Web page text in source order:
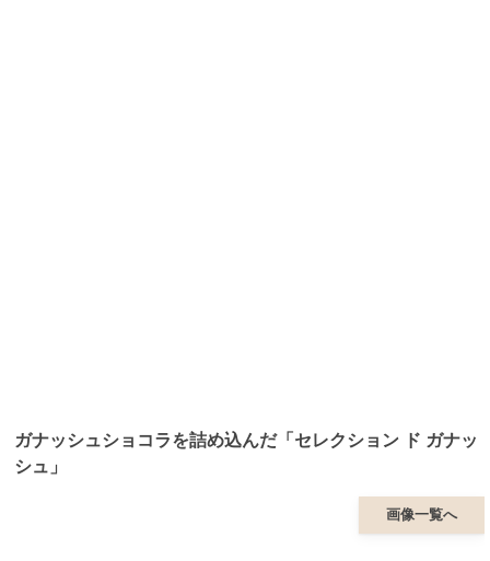
ガナッシュショコラを詰め込んだ「セレクション ド ガナッ
シュ」
画像一覧へ